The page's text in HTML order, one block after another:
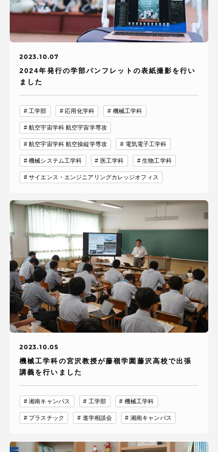
2023.10.07
2024年発行の学部パンフレットの表紙撮影を行い
ました
工学部 応用化学科 機械工学科
航空宇宙学科 航空宇宙学専攻
航空宇宙学科 航空操縦学専攻 電気電子工学科
機械システム工学科 医工学科 生物工学科
サイエンス・エンジニアリングカレッジオフィス
2023.10.05
機械工学科の宮沢教授が藤嶺学園藤沢高校で出張
講義を行いました
湘南キャンパス 工学部 機械工学科
プラスチック 進学相談会 湘南キャンパス